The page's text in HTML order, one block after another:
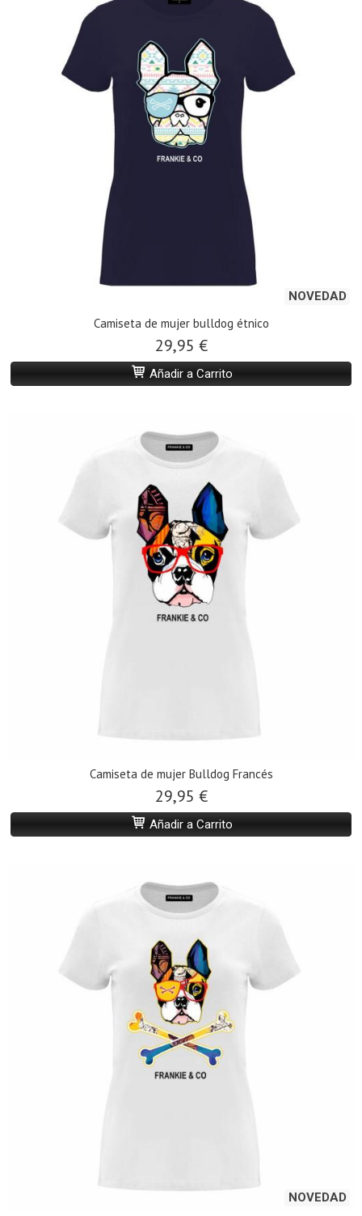
NOVEDAD
Camiseta de mujer bulldog étnico
29,95 €
Añadir a Carrito
Camiseta de mujer Bulldog Francés
29,95 €
Añadir a Carrito
NOVEDAD